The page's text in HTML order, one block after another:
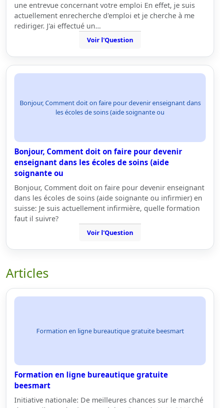
une entrevue concernant votre emploi En effet, je suis
actuellement enrecherche d'emploi et je cherche à me
rediriger. J'ai effectué un…
Voir l'Question
Bonjour, Comment doit on faire pour devenir enseignant dans
les écoles de soins (aide soignante ou
Bonjour, Comment doit on faire pour devenir
enseignant dans les écoles de soins (aide
soignante ou
Bonjour, Comment doit on faire pour devenir enseignant
dans les écoles de soins (aide soignante ou infirmier) en
suisse: Je suis actuellement infirmière, quelle formation
faut il suivre?
Voir l'Question
Articles
Formation en ligne bureautique gratuite beesmart
Formation en ligne bureautique gratuite
beesmart
Initiative nationale: De meilleures chances sur le marché